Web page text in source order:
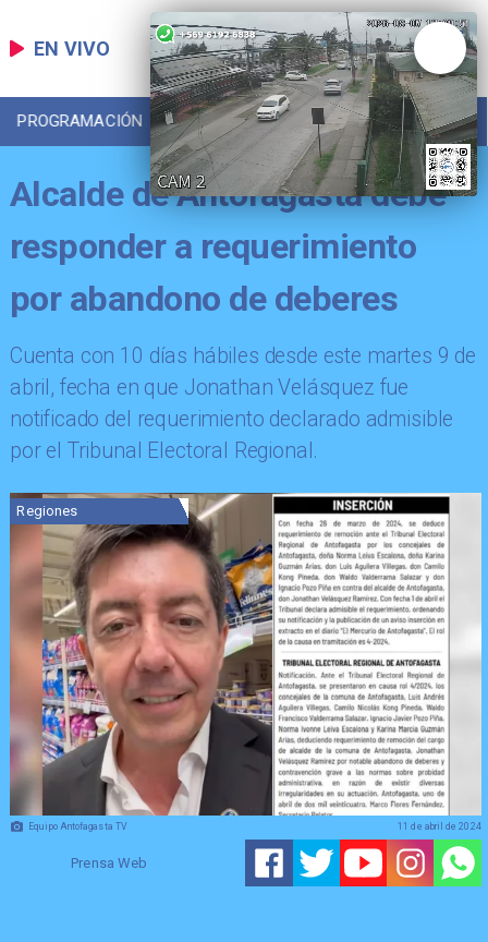
EN VIVO
PROGRAMACIÓN LOCAL DEPORTES
Alcalde de Antofagasta debe
responder a requerimiento
por abandono de deberes
Cuenta con 10 días hábiles desde este martes 9 de
abril, fecha en que Jonathan Velásquez fue
notificado del requerimiento declarado admisible
por el Tribunal Electoral Regional.
Equipo Antofagasta TV
Regiones
Prensa Web
11 de abril de 2024